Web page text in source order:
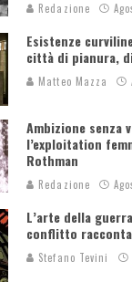
Redazione
Esistenze
città di pianura,
Matteo Mazza
Ambizione senza
l’exploitation
Rothman
Redazione
L’arte della
conflitto
Stefano Tevini